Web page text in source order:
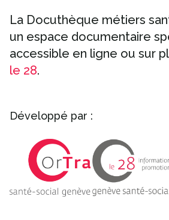
La Docuthèque métiers
un espace documentaire
accessible en ligne ou sur
le 28.
Développé par :